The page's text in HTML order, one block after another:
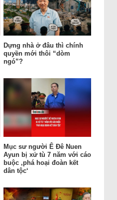
Dựng nhà ở đâu thì chính
quyền mới thôi “dòm
ngó”?
Mục sư người Ê Đê Nuen
Ayun bị xử tù 7 năm với cáo
buộc ‚phá hoại đoàn kết
dân tộc‘